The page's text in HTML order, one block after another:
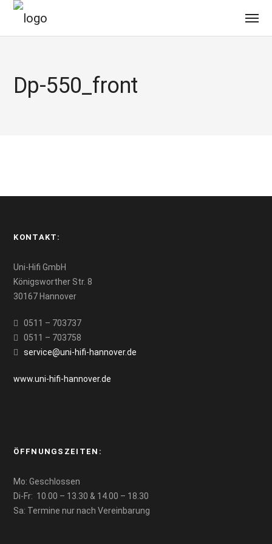
Dp-550_front
KONTAKT:
Uni-Hifi GmbH
Königsworther Str. 8
30167 Hannover
0511 – 703737
0511 – 703758
service@uni-hifi-hannover.de
www.uni-hifi-hannover.de
ÖFFNUNGSZEITEN:
Mo: Geschlossen
Di-Fr: 10.00 – 13.30 & 14.00 – 18.30
Sa: Termine nur nach Vereinbarung